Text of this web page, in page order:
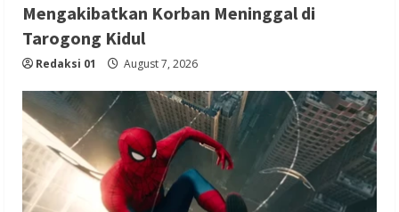
Mengakibatkan Korban Meninggal di
Tarogong Kidul
Redaksi 01 August 7, 2026